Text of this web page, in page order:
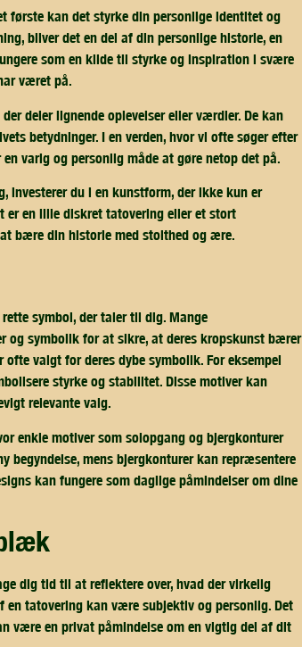
første kan det styrke din personlige identitet og
bliver det en del af din personlige historie, en
som en kilde til styrke og inspiration i svære
været på.
deler lignende oplevelser eller værdier. De kan
betydninger. I en verden, hvor vi ofte søger efter
varig og personlig måde at gøre netop det på.
investerer du i en kunstform, der ikke kun er
en lille diskret tatovering eller et stort
bære din historie med stolthed og ære.
symbol, der taler til dig. Mange
symbolik for at sikre, at deres kropskunst bærer
valgt for deres dybe symbolik. For eksempel
styrke og stabilitet. Disse motiver kan
relevante valg.
enkle motiver som solopgang og bjergkonturer
begyndelse, mens bjergkonturer kan repræsentere
kan fungere som daglige påmindelser om dine
dig tid til at reflektere over, hvad der virkelig
tatovering kan være subjektiv og personlig. Det
være en privat påmindelse om en vigtig del af dit